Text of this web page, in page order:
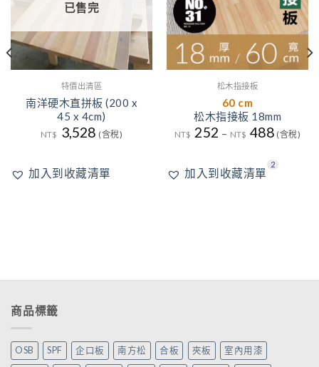
已售完
特價出清區
南洋硬木直拼板 (200 x
45 x 4cm)
NT$ 3,528 (含稅)
加入到收藏清單
松木指接板
60 cm
松木指接板 18mm
NT$ 252 – NT$ 488 (含稅)
加入到收藏清單
2
商品標籤
OSB SPF 企口板 南方松 合板 夾板 室內用漆